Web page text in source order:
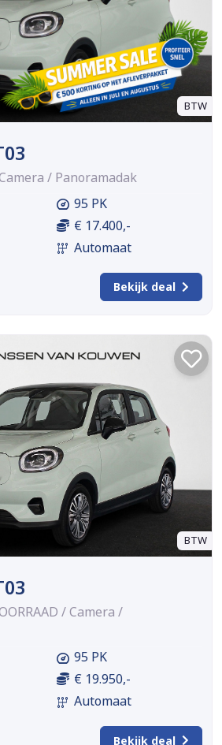
BTW
/ Panoramadak
95 PK
€ 17.400,-
Automaat
Bekijk deal
BTW
/ Camera /
95 PK
€ 19.950,-
Automaat
Bekijk deal